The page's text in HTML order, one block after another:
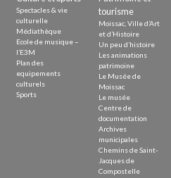
Spectacles & vie
culturelle
Médiathèque
Ecole de musique –
l’E3M
Plan des
equipements
culturels
Sports
tourisme
Moissac, Ville d’Art
et d’Histoire
Un peu d’histoire
Les animations
patrimoine
Le Musée de
Moissac
Le musée
Centre de
documentation
Archives
municipales
Chemins de Saint-
Jacques de
Compostelle